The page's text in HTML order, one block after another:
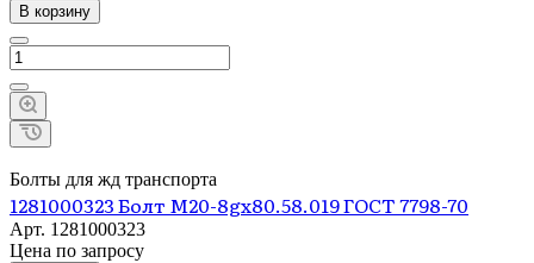
В корзину
Болты для жд транспорта
1281000323 Болт М20-8gх80.58.019 ГОСТ 7798-70
Арт. 1281000323
Цена по запросу